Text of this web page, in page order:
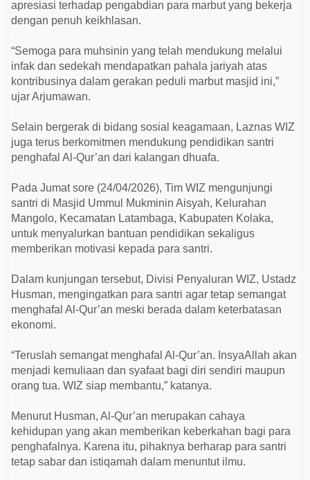
apresiasi terhadap pengabdian para marbut yang bekerja
dengan penuh keikhlasan.
“Semoga para muhsinin yang telah mendukung melalui
infak dan sedekah mendapatkan pahala jariyah atas
kontribusinya dalam gerakan peduli marbut masjid ini,”
ujar Arjumawan.
Selain bergerak di bidang sosial keagamaan, Laznas WIZ
juga terus berkomitmen mendukung pendidikan santri
penghafal Al-Qur’an dari kalangan dhuafa.
Pada Jumat sore (24/04/2026), Tim WIZ mengunjungi
santri di Masjid Ummul Mukminin Aisyah, Kelurahan
Mangolo, Kecamatan Latambaga, Kabupaten Kolaka,
untuk menyalurkan bantuan pendidikan sekaligus
memberikan motivasi kepada para santri.
Dalam kunjungan tersebut, Divisi Penyaluran WIZ, Ustadz
Husman, mengingatkan para santri agar tetap semangat
menghafal Al-Qur’an meski berada dalam keterbatasan
ekonomi.
“Teruslah semangat menghafal Al-Qur’an. InsyaAllah akan
menjadi kemuliaan dan syafaat bagi diri sendiri maupun
orang tua. WIZ siap membantu,” katanya.
Menurut Husman, Al-Qur’an merupakan cahaya
kehidupan yang akan memberikan keberkahan bagi para
penghafalnya. Karena itu, pihaknya berharap para santri
tetap sabar dan istiqamah dalam menuntut ilmu.